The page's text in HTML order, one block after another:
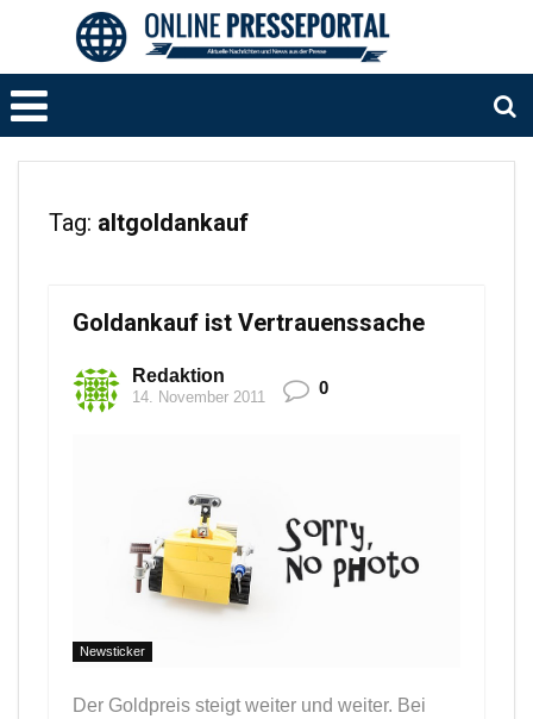
Tag: altgoldankauf
Goldankauf ist Vertrauenssache
Redaktion
14. November 2011 0
Newsticker
Der Goldpreis steigt weiter und weiter. Bei